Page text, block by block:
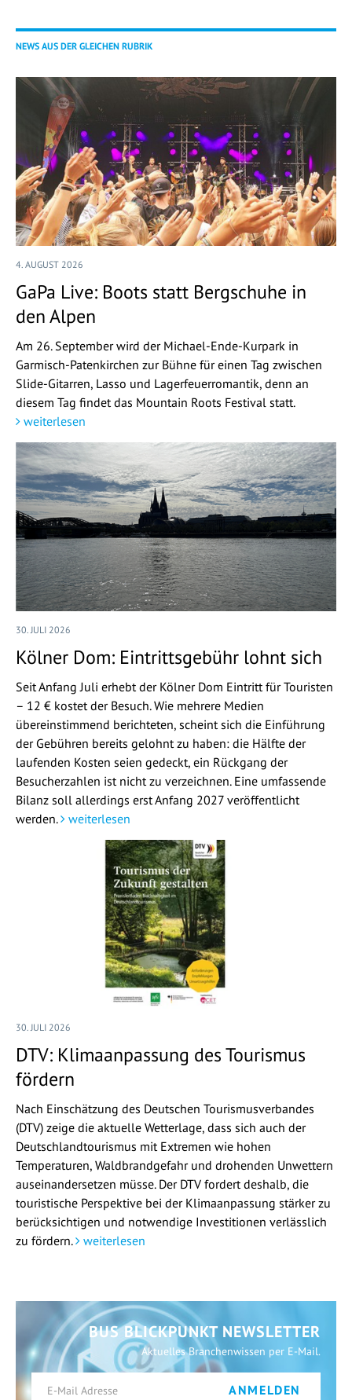
NEWS AUS DER GLEICHEN RUBRIK
4. AUGUST 2026
GaPa Live: Boots statt Bergschuhe in
den Alpen
Am 26. September wird der Michael-Ende-Kurpark in
Garmisch-Patenkirchen zur Bühne für einen Tag zwischen
Slide-Gitarren, Lasso und Lagerfeuerromantik, denn an
diesem Tag findet das Mountain Roots Festival statt.
weiterlesen
30. JULI 2026
Kölner Dom: Eintrittsgebühr lohnt sich
Seit Anfang Juli erhebt der Kölner Dom Eintritt für Touristen
– 12 € kostet der Besuch. Wie mehrere Medien
übereinstimmend berichteten, scheint sich die Einführung
der Gebühren bereits gelohnt zu haben: die Hälfte der
laufenden Kosten seien gedeckt, ein Rückgang der
Besucherzahlen ist nicht zu verzeichnen. Eine umfassende
Bilanz soll allerdings erst Anfang 2027 veröffentlicht
werden.
weiterlesen
30. JULI 2026
DTV: Klimaanpassung des Tourismus
fördern
Nach Einschätzung des Deutschen Tourismusverbandes
(DTV) zeige die aktuelle Wetterlage, dass sich auch der
Deutschlandtourismus mit Extremen wie hohen
Temperaturen, Waldbrandgefahr und drohenden Unwettern
auseinandersetzen müsse. Der DTV fordert deshalb, die
touristische Perspektive bei der Klimaanpassung stärker zu
berücksichtigen und notwendige Investitionen verlässlich
zu fördern.
weiterlesen
BUS BLICKPUNKT NEWSLETTER
Aktuelles Branchenwissen per E-Mail.
ANMELDEN